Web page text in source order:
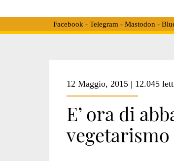
Facebook - Telegram - Mastodon -
<span>Bob
Torres</
12 Maggio, 2015 | 12.045
E’ ora di
vegetarismo